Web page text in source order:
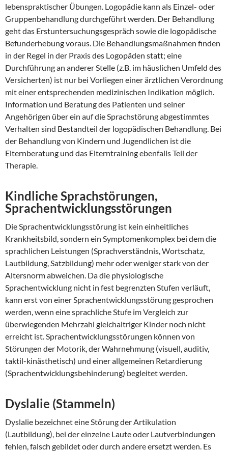
lebenspraktischer Übungen. Logopädie kann als Einzel- oder
Gruppenbehandlung durchgeführt werden. Der Behandlung
geht das Erstuntersuchungsgespräch sowie die logopädische
Befunderhebung voraus. Die Behandlungsmaßnahmen finden
in der Regel in der Praxis des Logopäden statt; eine
Durchführung an anderer Stelle (z.B. im häuslichen Umfeld des
Versicherten) ist nur bei Vorliegen einer ärztlichen Verordnung
mit einer entsprechenden medizinischen Indikation möglich.
Information und Beratung des Patienten und seiner
Angehörigen über ein auf die Sprachstörung abgestimmtes
Verhalten sind Bestandteil der logopädischen Behandlung. Bei
der Behandlung von Kindern und Jugendlichen ist die
Elternberatung und das Elterntraining ebenfalls Teil der
Therapie.
Kindliche Sprachstörungen,
Sprachentwicklungsstörungen
Die Sprachentwicklungsstörung ist kein einheitliches
Krankheitsbild, sondern ein Symptomenkomplex bei dem die
sprachlichen Leistungen (Sprachverständnis, Wortschatz,
Lautbildung, Satzbildung) mehr oder weniger stark von der
Altersnorm abweichen. Da die physiologische
Sprachentwicklung nicht in fest begrenzten Stufen verläuft,
kann erst von einer Sprachentwicklungsstörung gesprochen
werden, wenn eine sprachliche Stufe im Vergleich zur
überwiegenden Mehrzahl gleichaltriger Kinder noch nicht
erreicht ist. Sprachentwicklungsstörungen können von
Störungen der Motorik, der Wahrnehmung (visuell, auditiv,
taktil-kinästhetisch) und einer allgemeinen Retardierung
(Sprachentwicklungsbehinderung) begleitet werden.
Dyslalie (Stammeln)
Dyslalie bezeichnet eine Störung der Artikulation
(Lautbildung), bei der einzelne Laute oder Lautverbindungen
fehlen, falsch gebildet oder durch andere ersetzt werden. Es